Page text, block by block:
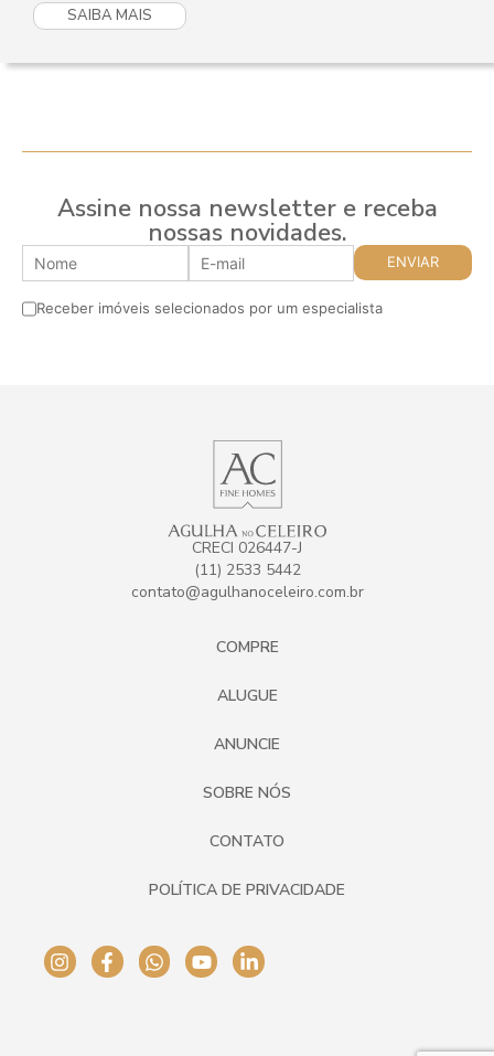
SAIBA MAIS
Assine nossa newsletter e receba
nossas novidades.
Receber imóveis selecionados por um especialista
CRECI 026447-J
(11) 2533 5442
contato@agulhanoceleiro.com.br
COMPRE
ALUGUE
ANUNCIE
SOBRE NÓS
CONTATO
POLÍTICA DE PRIVACIDADE